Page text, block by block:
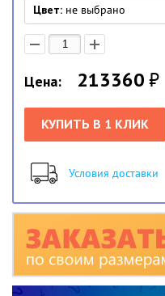
Цвет: не выбрано
Цена: 213360₽
КУПИТЬ В 1 КЛИК
Условия доставки